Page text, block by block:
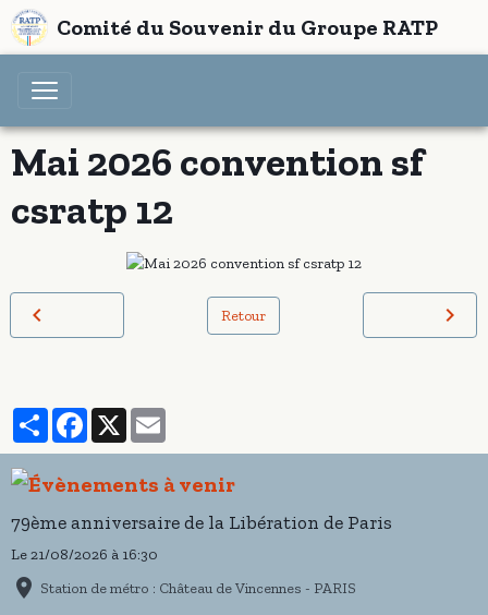
Comité du Souvenir du Groupe RATP
Mai 2026 convention sf
csratp 12
Retour
PartagerFacebook
X
79ème anniversaire de la Libération de Paris
Le 21/08/2026 à 16:30
Station de métro : Château de Vincennes - PARIS